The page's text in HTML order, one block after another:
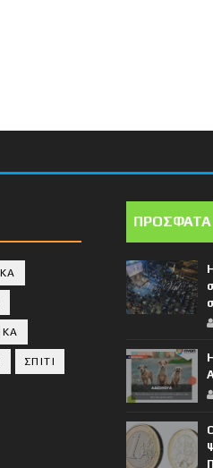
ΣΠΙΤΙ
ΠΡΟΣΦΑΤΑ